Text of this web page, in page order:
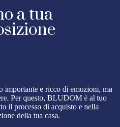
a tua
importante e ricco di emozioni, ma
Per questo, BLUDOM è al tuo
il processo di acquisto e nella
della tua casa.